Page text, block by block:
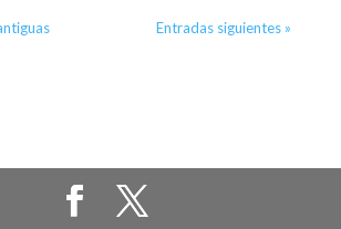
Entradas siguientes »